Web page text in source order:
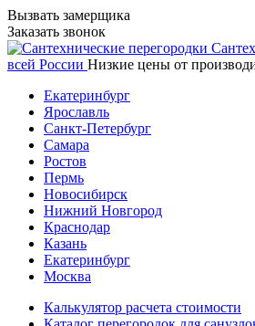
Вызвать замерщика
Заказать звонок
всей России Низкие цены от
Екатеринбург
Ярославль
Санкт-Петербург
Самара
Ростов
Пермь
Новосибирск
Нижний Новгород
Краснодар
Казань
Екатеринбург
Москва
Калькулятор расчета стоимости